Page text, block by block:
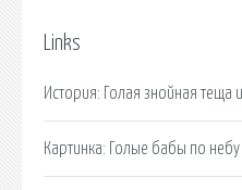
Links
История: Голая знойная теща
Картинка: Голые бабы по